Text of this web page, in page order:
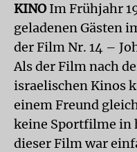
KINOIm Frühjahr
geladenen Gästen
der Film Nr. 14 –
Als der Film nach
israelischen Kinos
einem Freund
keine Sportfilme in
dieser Film war